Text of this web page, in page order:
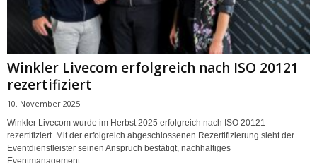
Winkler Livecom erfolgreich nach ISO 20121
rezertifiziert
10. November 2025
Winkler Livecom wurde im Herbst 2025 erfolgreich nach ISO 20121
rezertifiziert. Mit der erfolgreich abgeschlossenen Rezertifizierung sieht der
Eventdienstleister seinen Anspruch bestätigt, nachhaltiges
Eventmanagement...